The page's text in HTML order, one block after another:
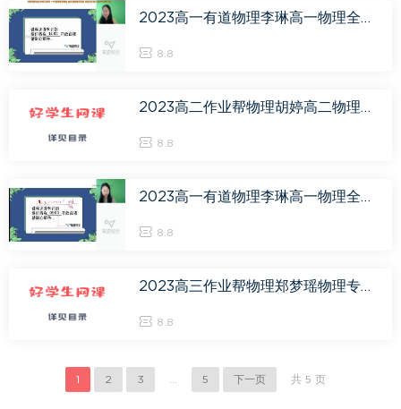
2023高一有道物理李琳高一物理全体系规划学习卡（秋季班），百度网盘(9.17G)
8.8
2023高二作业帮物理胡婷高二物理专题课，百度网盘(386.47M)
8.8
2023高一有道物理李琳高一物理全体系规划学习卡（暑假班），百度网盘(6.98G)
8.8
2023高三作业帮物理郑梦瑶物理专题课，百度网盘(161.11M)
8.8
1 2 3 5 下一页 共 5 页